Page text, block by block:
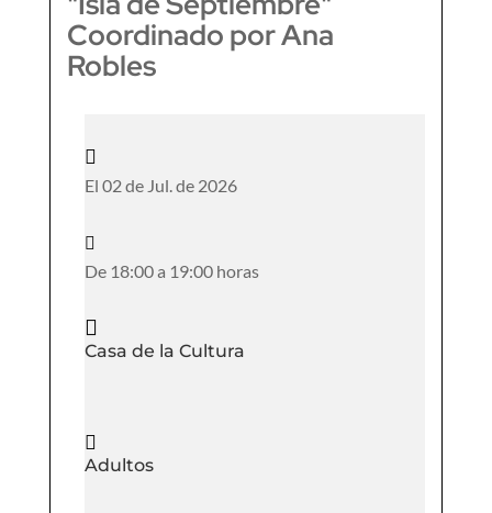
Coordinado por Ana
Robles

El 02 de Jul. de 2026

De 18:00 a 19:00 horas

Casa de la Cultura

Adultos